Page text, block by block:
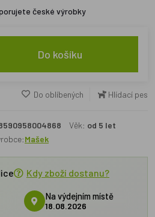
české výrobky
Do košíku
Do oblíbených Hlídací pes
Věk: od 5 let
Mašek
Kdy zboží dostanu?
Na výdejním místě
18.08.2026